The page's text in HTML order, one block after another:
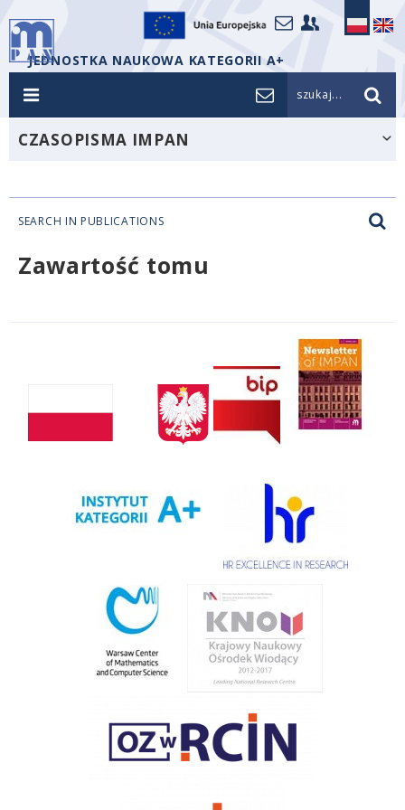
JEDNOSTKA NAUKOWA KATEGORII A+
szukaj...
CZASOPISMA IMPAN
SEARCH IN PUBLICATIONS
Zawartość tomu